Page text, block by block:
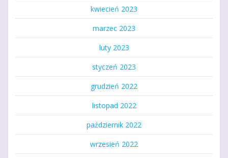
kwiecień 2023
marzec 2023
luty 2023
styczeń 2023
grudzień 2022
listopad 2022
październik 2022
wrzesień 2022